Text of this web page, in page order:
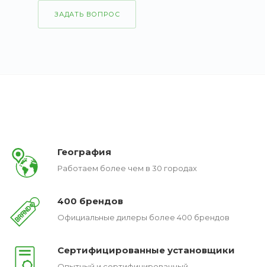
ЗАДАТЬ ВОПРОС
География
Работаем более чем в 30 городах
400 брендов
Официальные дилеры более 400 брендов
Сертифицированные установщики